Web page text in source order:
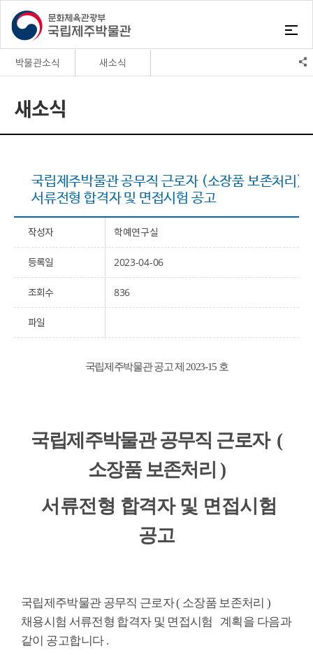
새소식
박물관소식
자원봉사
정보공개
새소식
국립제주박물관 공무직 근로자 (소장품 보존처리)
서류전형 합격자 및 면접시험 공고
작성자 학예연구실
등록일 2023-04-06
조회수 836
파일
국립제주박물관 공고 제 2023-15 호
국립제주박물관 공무직 근로자 (
소장품 보존처리 )
서류전형 합격자 및 면접시험
공고
국립제주박물관 공무직 근로자( 소장품 보존처리)
채용시험 서류전형 합격자 및 면접시험
계획을 다음과
같이 공고합니다 .